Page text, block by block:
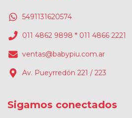
5491131620574
011 4862 9898 * 011 4866 2221
ventas@babypiu.com.ar
Av. Pueyrredón 221 / 223
Sigamos conectados